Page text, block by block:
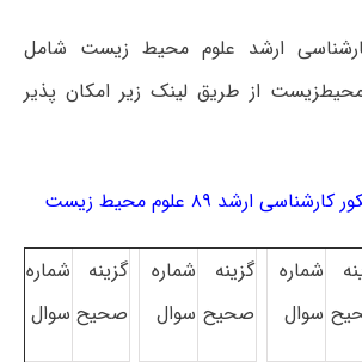
ارشد علوم محیط زیست شامل
از طریق لینک زیر امکان پذیر
ارشد ۸۹ علوم محیط زیست
شماره
سوال
گزینه
صحیح
شماره
سوال
گزینه
صحیح
شماره
سوال